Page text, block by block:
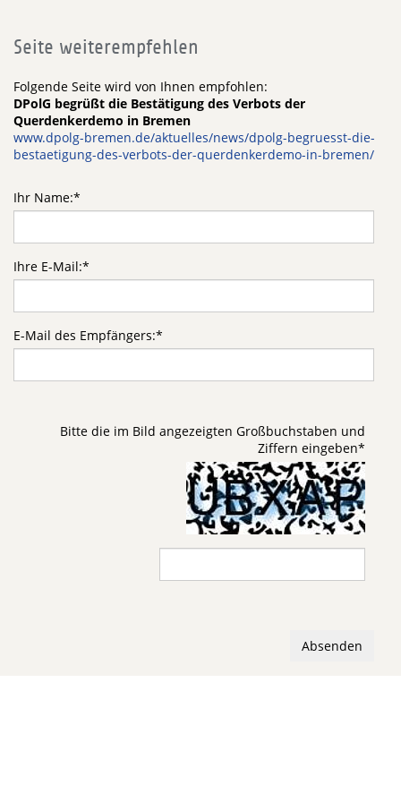
Seite weiterempfehlen
Folgende Seite wird von Ihnen empfohlen:
DPolG begrüßt die Bestätigung des Verbots der
Querdenkerdemo in Bremen
www.dpolg-bremen.de/aktuelles/news/dpolg-begruesst-die-
bestaetigung-des-verbots-der-querdenkerdemo-in-bremen/
Ihr Name:*
Ihre E-Mail:*
E-Mail des Empfängers:*
Bitte die im Bild angezeigten Großbuchstaben und
Ziffern eingeben*
Absenden